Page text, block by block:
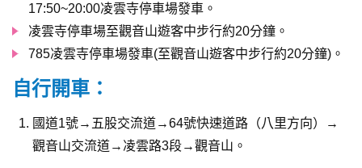
17:50~20:00凌雲寺停車場發車。
凌雲寺停車場至觀音山遊客中步行約20分鐘。
785凌雲寺停車場發車(至觀音山遊客中步行約20分鐘)。
自行開車：
國道1號→五股交流道→64號快速道路（八里方向）→
觀音山交流道→凌雲路3段→觀音山。